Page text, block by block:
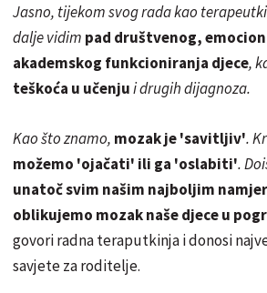
Jasno, tijekom svog rada kao
dalje vidim pad društvenog,
akademskog funkcioniranja djece,
teškoća u učenjui drugih dijagnoza.
Kao što znamo, mozak je 'savitljiv'.
možemo 'ojačati' ili ga 'oslabiti'.
unatoč svim našim najboljim
oblikujemo mozak naše djece u
govori radna teraputkinja i donosi
savjete za roditelje.